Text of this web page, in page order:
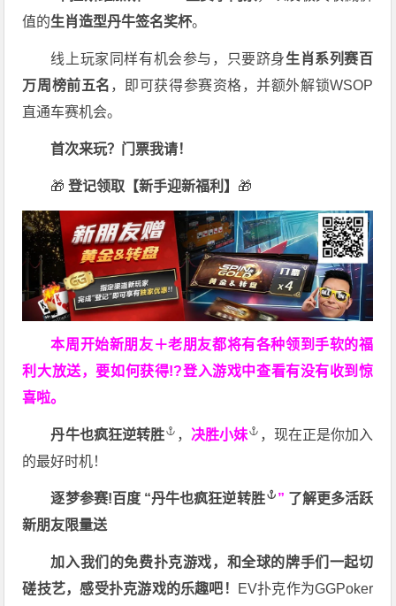
值的生肖造型丹牛签名奖杯。
线上玩家同样有机会参与，只要跻身生肖系列赛百
万周榜前五名 ，即可获得参赛资格，并额外解锁WSOP
直通车赛机会。
首次来玩？门票我请！
🎁 登记领取【新手迎新福利】 🎁
本周开始新朋友＋老朋友都将有各种领到手软的福
利大放送，要如何获得!?登入游戏中查看有没有收到惊
喜啦。
丹牛也疯狂逆转胜 ， 决胜小妹
，现在正是你加入
的最好时机！
逐梦参赛!百度 “丹牛也疯狂逆转胜 ” 了解更多活跃
新朋友限量送
加入我们的免费扑克游戏，和全球的牌手们一起切
磋技艺，感受扑克游戏的乐趣吧！
EV扑克作为GGPoker